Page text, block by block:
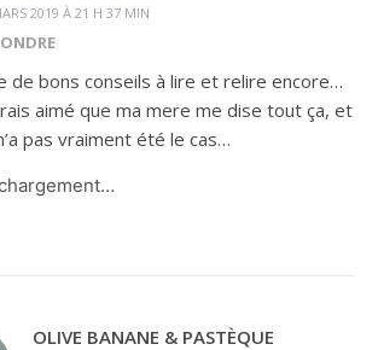
2019 À 21 H 37 MIN
de bons conseils à lire et relire encore…
aimé que ma mere me dise tout ça, et
pas vraiment été le cas…
OLIVE BANANE & PASTÈQUE